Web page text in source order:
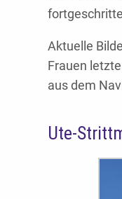
Aktuelle
Frauen
aus dem
Ute-